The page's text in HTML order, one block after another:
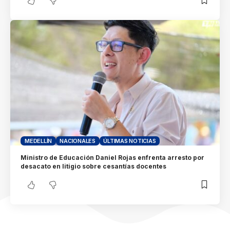
MEDELLÍN NACIONALES ÚLTIMAS NOTICIAS
Ministro de Educación Daniel Rojas enfrenta arresto por
desacato en litigio sobre cesantías docentes